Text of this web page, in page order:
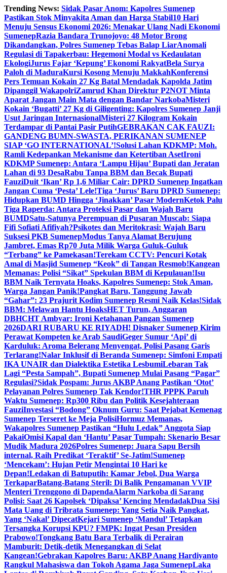
Skip
to
content
Trending News: Sidak Pasar Anom: Kapolres Sumenep
Pastikan Stok Minyakita Aman dan Harga Stabil10 Hari
Menuju Sensus Ekonomi 2026: Menakar Ulang Nadi Ekonomi
SumenepRazia Bandara Trunojoyo: 48 Motor Brong
Dikandangkan, Polres Sumenep Tebas Balap LiarAnomali
Regulasi di Tapakerbau: Hegemoni Modal vs Kedaulatan
EkologiJurus Fajar ‘Kepung’ Ekonomi RakyatBela Surya
Paloh di MaduraKursi Kosong Menuju MakkahKonferensi
Pers Temuan Kokain 27 Kg Batal Mendadak Kapolda Jatim
Dipanggil WakapolriZamrud Khan Direktur P2NOT Minta
Aparat Jangan Main Mata dengan Bandar NarkobaMisteri
Kokain ‘Bugatti’ 27 Kg di Giligenting: Kapolres Sumenep Janji
Usut Jaringan InternasionalMisteri 27 Kilogram Kokain
Terdampar di Pantai Pasir PutihGEBRAKAN CAK FAUZI:
GANDENG BUMN-SWASTA, PERIKANAN SUMENEP
SIAP ‘GO INTERNATIONAL’!Solusi Lahan KDKMP: Moh.
Ramli Kedepankan Mekanisme dan Ketertiban AsetIroni
KDKMP Sumenep: Antara ‘Lampu Hijau’ Bupati dan Jeratan
Lahan di 93 DesaRabu Tanpa BBM dan Becak Bupati
FauziDuit ‘Ikan’ Rp 1,6 Miliar Cair: DPRD Sumenep Ingatkan
Jangan Cuma ‘Pesta’ Lele!Tiga ‘Jurus’ Baru DPRD Sumenep:
Hidupkan BUMD Hingga ‘Jinakkan’ Pasar ModernKetok Palu
Tiga Raperda: Antara Proteksi Pasar dan Wajah Baru
BUMDSatu-Satunya Perempuan di Pusaran Muscab: Siapa
Fifi Sofiati Afifiyah?Psikotes dan Meritokrasi: Wajah Baru
Suksesi PKB SumenepModus Tanya Alamat Berujung
Jambret, Emas Rp70 Juta Milik Warga Guluk-Guluk
“Terbang” ke Pamekasan!Terekam CCTV: Pencuri Kotak
Amal di Masjid Sumenep “Keok” di Tangan Resmob!Kangean
Memanas: Polisi “Sikat” Spekulan BBM di Kepulauan!Isu
BBM Naik Ternyata Hoaks, Kapolres Sumenep: Stok Aman,
Warga Jangan Panik!Pangkat Baru, Tanggung Jawab
“Gahar”: 23 Prajurit Kodim Sumenep Resmi Naik Kelas!Sidak
BBM: Melawan Hantu HoaksHET Turun, Anggaran
DBHCHT Ambyar: Ironi Ketahanan Pangan Sumenep
2026DARI RUBARU KE RIYADH! Disnaker Sumenep Kirim
Perawat Kompeten ke Arab SaudiGeger Sumur ‘Api’ di
Karduluk: Aroma Belerang Menyengat, Polisi Pasang Garis
Terlarang!Nalar Inklusif di Beranda Sumenep: Simfoni Empati
IKA UNAIR dan Dialektika Estetika LesbumiLebaran Tak
Lagi “Pesta Sampah”, Bupati Sumenep Mulai Pasang “Pagar”
Regulasi?Sidak Pospam: Jurus AKBP Anang Pastikan ‘Otot’
Pelayanan Polres Sumenep Tak Kendor!THR PPPK Paruh
Waktu Sumenep: Rp300 Ribu dan Politik Kesejahteraan
FauziInvestasi “Bodong” Oknum Guru: Saat Pejabat Kemenag
Sumenep Terseret ke Meja PolisiHormuz Memanas,
Wakapolres Sumenep Pastikan “Hulu Ledak” Anggota Siap
PakaiOmisi Kapal dan ‘Hantu’ Pasar Tumpah: Skenario Besar
Mudik Madura 2026Polres Sumenep: Juara Sapu Bersih
internal, Raih Predikat ‘Teraktif’ Se-Jatim!Sumenep
‘Mencekam’: Hujan Petir Mengintai 10 Hari ke
Depan!Ledakan di Batuputih: Kamar Jebol, Dua Warga
TerkaparBatang-Batang Steril: Di Balik Pengamanan VVIP
Menteri Trenggono di DapendaAlarm Narkoba di Sarang
Polisi: Saat 26 Kapolsek ‘Dipaksa’ Kencing MendadakDua Sisi
Mata Uang di Tribrata Sumenep: Yang Setia Naik Pangkat,
Yang ‘Nakal’ DipecatKejari Sumenep ‘Mandul’ Tetapkan
Tersangka Korupsi KPU? FMPK: Ingat Pesan Presiden
Prabowo!Tongkang Batu Bara Terbalik di Perairan
Mamburit: Detik-detik Menegangkan di Selat
Kangean!Gebrakan Kapolres Baru: AKBP Anang Hardiyanto
Rangkul Mahasiswa dan Tokoh Agama Jaga SumenepLaka